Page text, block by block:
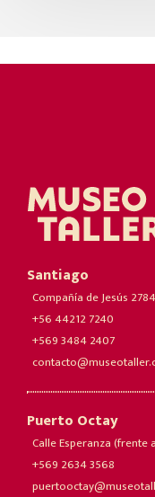
Santiago
Compañía de Jesús 2784
+56 44212 7240
+569 3484 2407
Puerto Octay
Calle Esperanza (frente
+569 2634 3568